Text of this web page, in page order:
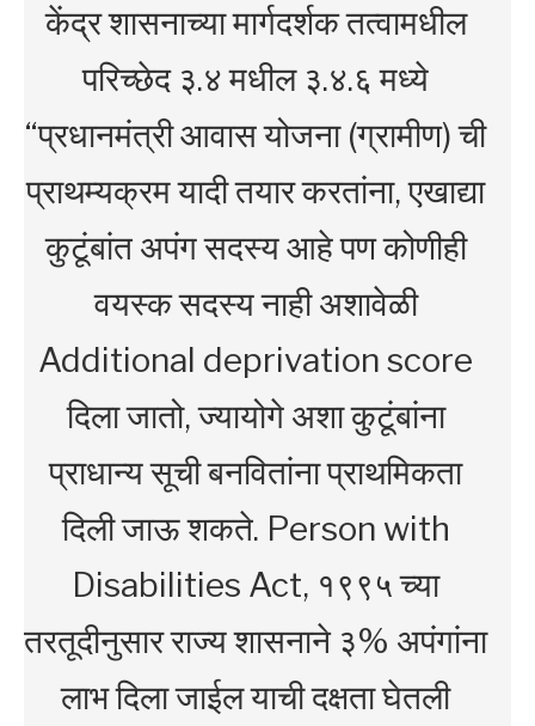
केंद्र शासनाच्या मार्गदर्शक तत्वामधील
परिच्छेद ३.४ मधील ३.४.६ मध्ये
“प्रधानमंत्री आवास योजना (ग्रामीण) ची
प्राथम्यक्रम यादी तयार करतांना, एखाद्या
कुटूंबांत अपंग सदस्य आहे पण कोणीही
वयस्क सदस्य नाही अशावेळी
Additional deprivation score
दिला जातो, ज्यायोगे अशा कुटूंबांना
प्राधान्य सूची बनवितांना प्राथमिकता
दिली जाऊ शकते. Person with
Disabilities Act, १९९५ च्या
तरतूदीनुसार राज्य शासनाने ३% अपंगांना
लाभ दिला जाईल याची दक्षता घेतली